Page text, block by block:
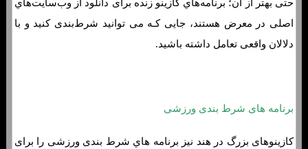
حتی بهتر از ان؛ برنامه‌هاي‌ کازینو زنده برای دانلود از وب‌سایت‌هاي‌
اصلی در معرض هستند، جایی کـه می توانید شرط‌بندی کنید و با
دلالان واقعی تعامل داشته باشید.
برنامه های شرط بندی ورزشی
کازینوهای بزرگ در هند نیز برنامه هاي‌ شرط بندی ورزشی را برای